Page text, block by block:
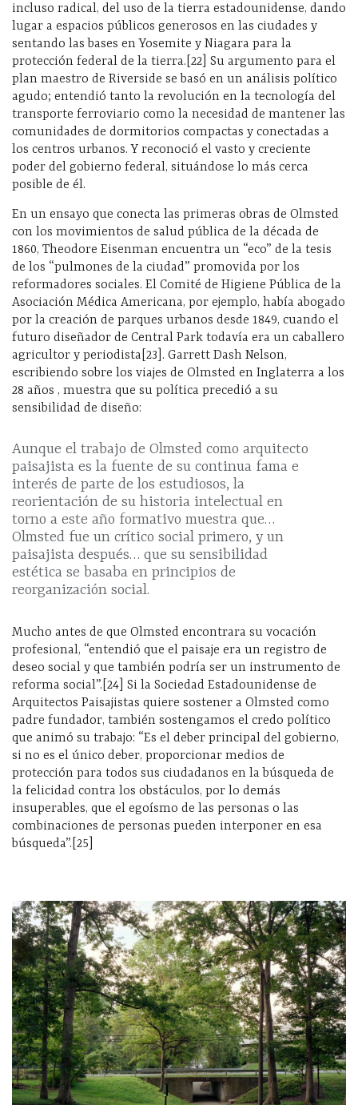
incluso radical, del uso de la tierra estadounidense, dando
lugar a espacios públicos generosos en las ciudades y
sentando las bases en Yosemite y Niagara para la
protección federal de la tierra.[22] Su argumento para el
plan maestro de Riverside se basó en un análisis político
agudo; entendió tanto la revolución en la tecnología del
transporte ferroviario como la necesidad de mantener las
comunidades de dormitorios compactas y conectadas a
los centros urbanos. Y reconoció el vasto y creciente
poder del gobierno federal, situándose lo más cerca
posible de él.
En un ensayo que conecta las primeras obras de Olmsted
con los movimientos de salud pública de la década de
1860, Theodore Eisenman encuentra un “eco” de la tesis
de los “pulmones de la ciudad” promovida por los
reformadores sociales. El Comité de Higiene Pública de la
Asociación Médica Americana, por ejemplo, había abogado
por la creación de parques urbanos desde 1849, cuando el
futuro diseñador de Central Park todavía era un caballero
agricultor y periodista[23]. Garrett Dash Nelson,
escribiendo sobre los viajes de Olmsted en Inglaterra a los
28 años , muestra que su política precedió a su
sensibilidad de diseño:
Aunque el trabajo de Olmsted como arquitecto
paisajista es la fuente de su continua fama e
interés de parte de los estudiosos, la
reorientación de su historia intelectual en
torno a este año formativo muestra que…
Olmsted fue un crítico social primero, y un
paisajista después… que su sensibilidad
estética se basaba en principios de
reorganización social.
Mucho antes de que Olmsted encontrara su vocación
profesional, “entendió que el paisaje era un registro de
deseo social y que también podría ser un instrumento de
reforma social”.[24] Si la Sociedad Estadounidense de
Arquitectos Paisajistas quiere sostener a Olmsted como
padre fundador, también sostengamos el credo político
que animó su trabajo: “Es el deber principal del gobierno,
si no es el único deber, proporcionar medios de
protección para todos sus ciudadanos en la búsqueda de
la felicidad contra los obstáculos, por lo demás
insuperables, que el egoísmo de las personas o las
combinaciones de personas pueden interponer en esa
búsqueda”.[25]